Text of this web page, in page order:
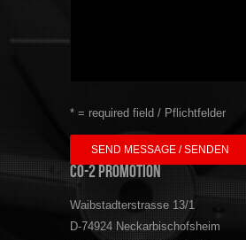
* = required field / Pflichtfelder
CO-2 Promotion
Waibstadterstrasse 13/1
D-74924 Neckarbischofsheim